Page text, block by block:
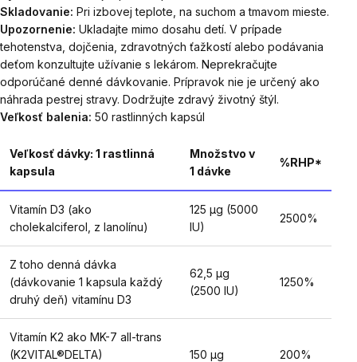
Skladovanie: Pri izbovej teplote, na suchom a tmavom mieste.
Upozornenie: Ukladajte mimo dosahu detí. V prípade
tehotenstva, dojčenia, zdravotných ťažkostí alebo podávania
deťom konzultujte užívanie s lekárom. Neprekračujte
odporúčané denné dávkovanie. Prípravok nie je určený ako
náhrada pestrej stravy. Dodržujte zdravý životný štýl.
Veľkosť balenia: 50 rastlinných kapsúl
Veľkosť dávky: 1 rastlinná
kapsula
Množstvo v
1 dávke
%RHP*
Vitamín D3 (ako
cholekalciferol, z lanolínu)
125 μg (5000
IU)
2500%
Z toho denná dávka
(dávkovanie 1 kapsula každý
druhý deň) vitamínu D3
62,5 μg
(2500 IU)
1250%
Vitamín K2 ako MK-7 all-trans
(K2VITAL®DELTA)
150 μg 200%